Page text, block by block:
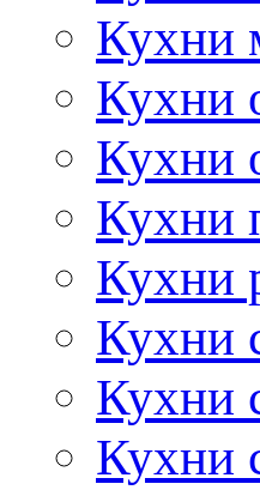
Кухни
Кухни
Кухни
Кухни
Кухни
Кухни
Кухни
Кухни